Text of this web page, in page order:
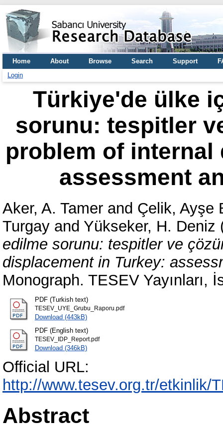
Home About Browse Search Support
Login
Türkiye'de ülke
sorunu: tespitler
problem of internal
assessment
Aker, A. Tamer and Çelik, Ayşe
Turgay and Yükseker, H. Deniz
edilme sorunu: tespitler ve
displacement in Turkey:
Monograph. TESEV Yayınları,
PDF (Turkish text)
TESEV_UYE_Grubu_Raporu.pdf
Download (443kB)
PDF (English text)
TESEV_IDP_Report.pdf
Download (346kB)
Official URL:
http://www.tesev.org.tr/etkinlik/
Abstract